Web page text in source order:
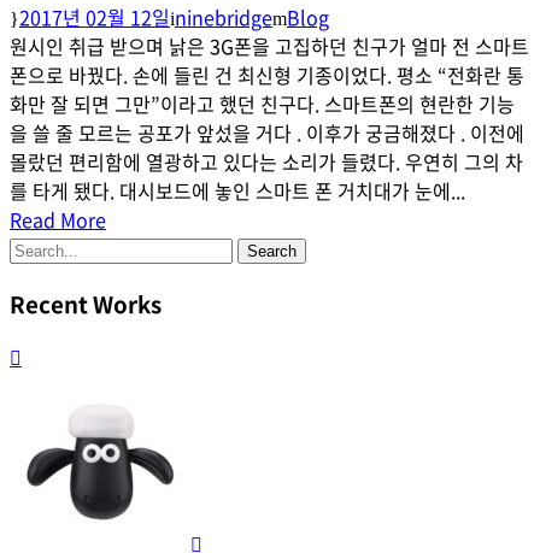
2017년 02월 12일 ninebridge Blog
원시인 취급 받으며 낡은 3G폰을 고집하던 친구가 얼마 전 스마트
폰으로 바꿨다. 손에 들린 건 최신형 기종이었다. 평소 “전화란 통
화만 잘 되면 그만”이라고 했던 친구다. 스마트폰의 현란한 기능
을 쓸 줄 모르는 공포가 앞섰을 거다 . 이후가 궁금해졌다 . 이전에
몰랐던 편리함에 열광하고 있다는 소리가 들렸다. 우연히 그의 차
를 타게 됐다. 대시보드에 놓인 스마트 폰 거치대가 눈에...
Read More
Recent Works